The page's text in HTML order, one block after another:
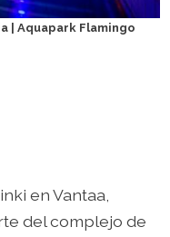
| Aquapark Flamingo
en Vantaa,
del complejo de